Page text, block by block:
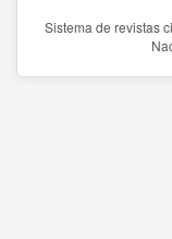
Sistema de revistas